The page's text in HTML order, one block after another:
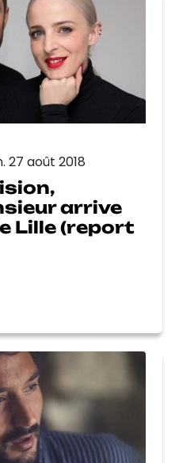
27 août 2018
arrive
Lille (report